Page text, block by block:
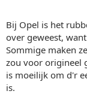
Bij Opel is het
over geweest,
Sommige maken
zou voor origineel
is moeilijk om d'r
is.